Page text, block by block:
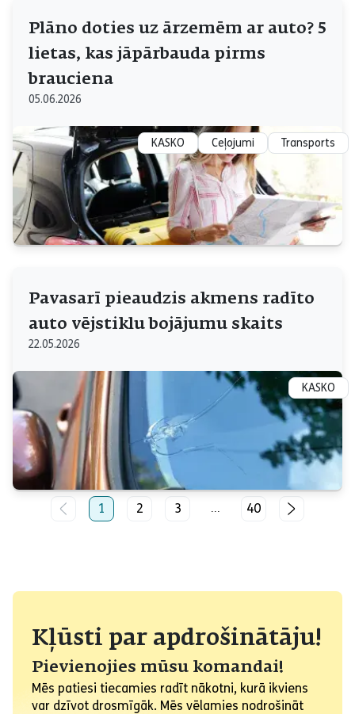
KASKO Ceļojumi Transports
Plāno doties uz ārzemēm ar auto? 5
lietas, kas jāpārbauda pirms
brauciena
05.06.2026
KASKO
Pavasarī pieaudzis akmens radīto
auto vējstiklu bojājumu skaits
22.05.2026
1 2 3 ... 40
Kļūsti par apdrošinātāju!
Pievienojies mūsu komandai!
Mēs patiesi tiecamies radīt nākotni, kurā ikviens
var dzīvot drosmīgāk. Mēs vēlamies nodrošināt